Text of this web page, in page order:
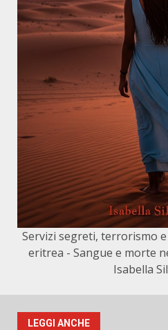
Servizi segreti, terrorismo
eritrea - Sangue e morte
Isabella
LEGGI ANCHE